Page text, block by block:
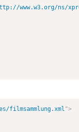
www.w3.org/ns/
filmsammlung.xml ">